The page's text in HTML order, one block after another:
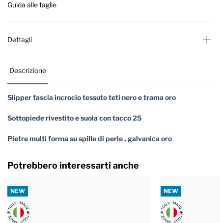
Guida alle taglie
Dettagli
Descrizione
Slipper fascia incrocio tessuto teti nero e trama oro
Sottopiede rivestito e suola con tacco 25
Pietre multi forma su spille di perle , galvanica oro
Potrebbero interessarti anche
NEW NEW